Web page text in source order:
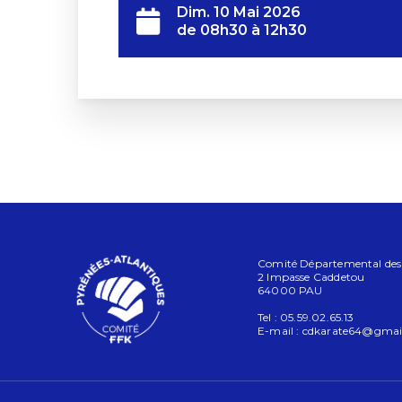
Dim. 10 Mai 2026
de 08h30 à 12h30
Comité Départemental des
2 Impasse Caddetou
64000 PAU
Tel : 05.59.02.65.13
E-mail :